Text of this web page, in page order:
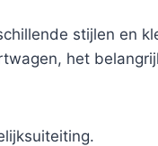
stijlen en
het